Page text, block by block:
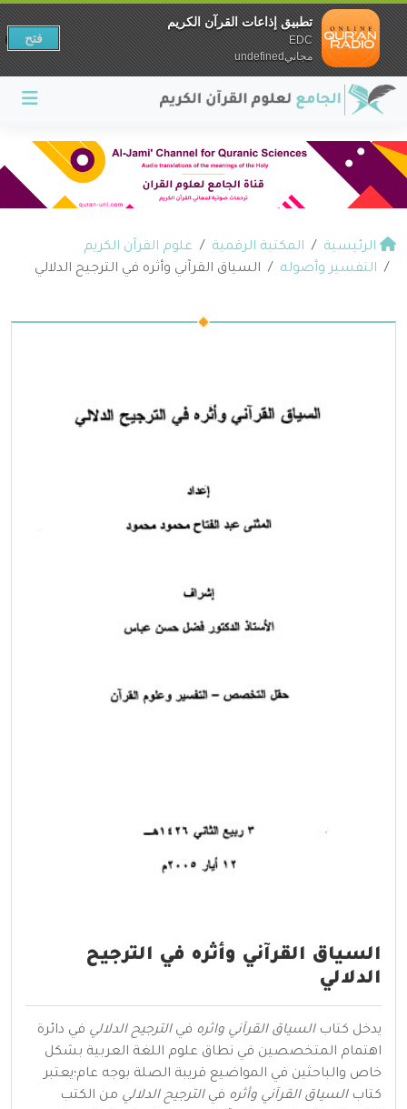
الرئيسية المكتبة الرقمية
علوم القرآن الكريم
التفسير وأصوله
السياق القرآني وأثره في الترجيح الدلالي
السياق القرآني وأثره في الترجيح
الدلالي
يدخل كتابالسياق القرآني واثره فيالترجيح الدلالي في دائرة
اهتمام المتخصصين في نطاق علوم اللغة العربية بشكل
خاص والباحثين في المواضيع قريبة الصلة بوجه عام؛يعتبر
كتابالسياق القرآني وأثره فيالترجيح الدلالي من الكتب
تطبيق إذاعات القرآن الكريم
EDC
مجانيundefined
فتح